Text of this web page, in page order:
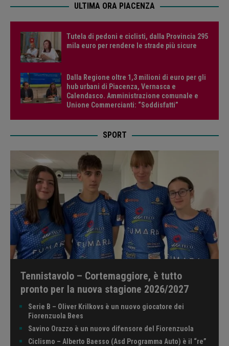
ULTIMA ORA PIACENZA
Tutela di pedoni e ciclisti, dalla Provincia 295
mila euro per rendere le strade più sicure
Dalla Regione oltre 1,3 milioni di euro per gli
hub urbani di Piacenza, Vernasca e
Calendasco. Amministrazione comunale e
Unione Commercianti: “Soddisfatti”
SPORT
Tennistavolo – Cortemaggiore, è tutto
pronto per la nuova stagione 2026/2027
Serie B – Oliver Krilkovs è un nuovo giocatore dei
Fiorenzuola Bees
Savino Orazzo è un nuovo difensore del Fiorenzuola
Ciclismo – Alberto Baesso (Asd Programma Auto) è il “re”